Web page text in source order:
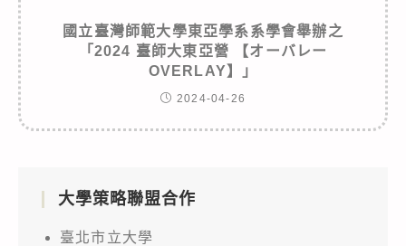
國立臺灣師範大學東亞學系系學會舉辦之
「2024 臺師大東亞營 【オーバレー
OVERLAY】」
2024-04-26
大學策略聯盟合作
臺北市立大學